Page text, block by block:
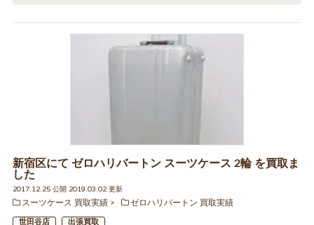
新宿区にて ゼロハリバートン スーツケース 2輪 を買取ま
した
2017.12.25 公開 2019.03.02 更新
スーツケース 買取実績
ゼロハリバートン 買取実績
世田谷店 出張買取